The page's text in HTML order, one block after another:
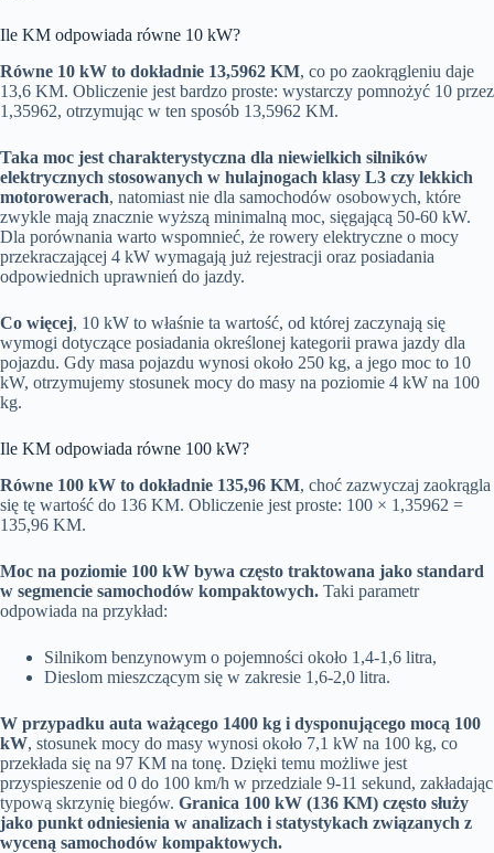
Ile KM odpowiada równe 10 kW?
Równe 10 kW to dokładnie 13,5962 KM, co po zaokrągleniu daje
13,6 KM. Obliczenie jest bardzo proste: wystarczy pomnożyć 10 przez
1,35962, otrzymując w ten sposób 13,5962 KM.
Taka moc jest charakterystyczna dla niewielkich silników
elektrycznych stosowanych w hulajnogach klasy L3 czy lekkich
motorowerach, natomiast nie dla samochodów osobowych, które
zwykle mają znacznie wyższą minimalną moc, sięgającą 50-60 kW.
Dla porównania warto wspomnieć, że rowery elektryczne o mocy
przekraczającej 4 kW wymagają już rejestracji oraz posiadania
odpowiednich uprawnień do jazdy.
Co więcej, 10 kW to właśnie ta wartość, od której zaczynają się
wymogi dotyczące posiadania określonej kategorii prawa jazdy dla
pojazdu. Gdy masa pojazdu wynosi około 250 kg, a jego moc to 10
kW, otrzymujemy stosunek mocy do masy na poziomie 4 kW na 100
kg.
Ile KM odpowiada równe 100 kW?
Równe 100 kW to dokładnie 135,96 KM, choć zazwyczaj zaokrągla
się tę wartość do 136 KM. Obliczenie jest proste: 100 × 1,35962 =
135,96 KM.
Moc na poziomie 100 kW bywa często traktowana jako standard
w segmencie samochodów kompaktowych. Taki parametr
odpowiada na przykład:
Silnikom benzynowym o pojemności około 1,4-1,6 litra,
Dieslom mieszczącym się w zakresie 1,6-2,0 litra.
W przypadku auta ważącego 1400 kg i dysponującego mocą 100
kW, stosunek mocy do masy wynosi około 7,1 kW na 100 kg, co
przekłada się na 97 KM na tonę. Dzięki temu możliwe jest
przyspieszenie od 0 do 100 km/h w przedziale 9-11 sekund, zakładając
typową skrzynię biegów. Granica 100 kW (136 KM) często służy
jako punkt odniesienia w analizach i statystykach związanych z
wyceną samochodów kompaktowych.